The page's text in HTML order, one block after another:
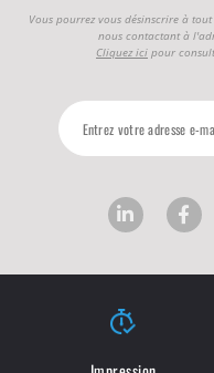
Vous pourrez vous désinscrire à
nous contactant à
Cliquez ici pour